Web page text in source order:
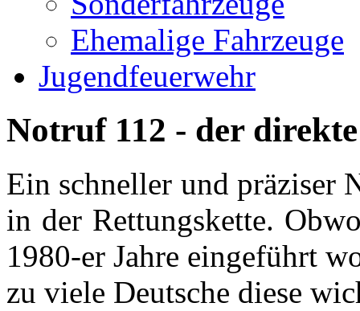
Ehemalige Fahrzeuge
Jugendfeuerwehr
Notruf 112 - der
Ein schneller und präziser
in der Rettungskette.
1980-er Jahre eingeführt
zu viele Deutsche diese